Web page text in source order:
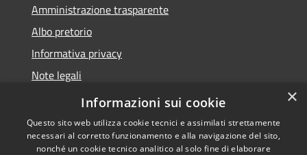
Amministrazione trasparente
Albo pretorio
Informativa privacy
Note legali
Dichiarazione di accessibilità
×
Informazioni sui cookie
Questo sito web utilizza cookie tecnici e assimilati strettamente
necessari al corretto funzionamento e alla navigazione del sito,
nonché un cookie tecnico analitico al solo fine di elaborare